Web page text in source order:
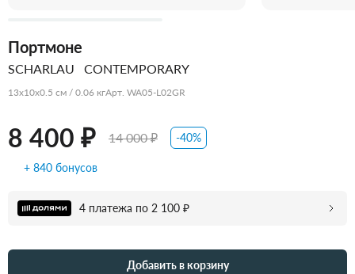
Портмоне
SCHARLAU CONTEMPORARY
13x10x0.5 см / 0.06 кгАрт. WA05-L02GR
8 400 ₽ 14 000 ₽ -40%
+ 840 бонусов
4 платежа по 2 100 ₽
Добавить в корзину